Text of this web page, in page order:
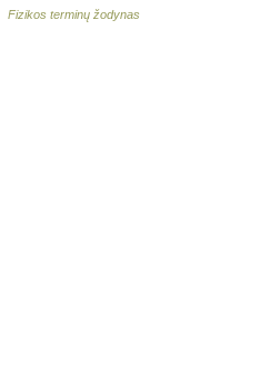
Fizikos terminų žodynas